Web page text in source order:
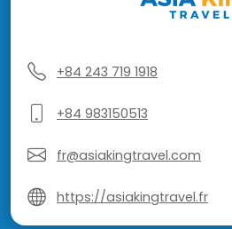
+84 243 719 1918
+84 983150513
fr@asiakingtravel.com
https://asiakingtravel.fr